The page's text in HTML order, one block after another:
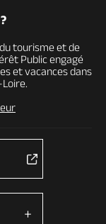
tourisme et de
Public engagé
et vacances dans